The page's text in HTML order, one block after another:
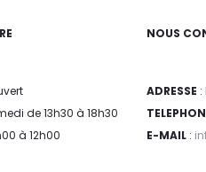
de 13h30 à 18h30
à 12h00
NOUS
ADRESSE
E-MAIL: